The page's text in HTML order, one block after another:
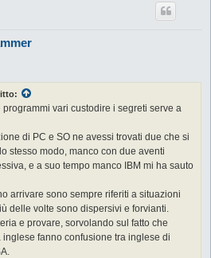
programmi vari custodire i segreti serve a
di PC e SO ne avessi trovati due che si
stesso modo, manco con due aventi
e a suo tempo manco IBM mi ha sauto
arrivare sono sempre riferiti a situazioni
delle volte sono dispersivi e forvianti.
e provare, sorvolando sul fatto che
fanno confusione tra inglese di